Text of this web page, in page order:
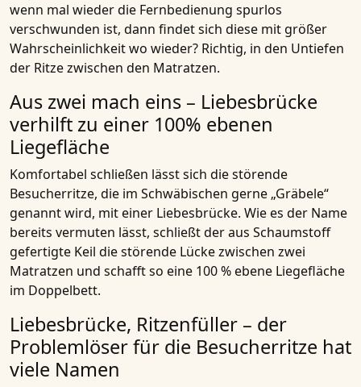
wenn mal wieder die Fernbedienung spurlos
verschwunden ist, dann findet sich diese mit größer
Wahrscheinlichkeit wo wieder? Richtig, in den Untiefen
der Ritze zwischen den Matratzen.
Aus zwei mach eins – Liebesbrücke
verhilft zu einer 100% ebenen
Liegefläche
Komfortabel schließen lässt sich diestörende
Besucherritze, die im Schwäbischen gerne „Gräbele“
genannt wird, mit einer Liebesbrücke. Wie es der Name
bereits vermuten lässt, schließt der aus Schaumstoff
gefertigte Keil die störende Lücke zwischen zwei
Matratzen und schafft so eine 100 % ebene Liegefläche
im Doppelbett.
Liebesbrücke, Ritzenfüller – der
Problemlöser für die Besucherritze hat
viele Namen